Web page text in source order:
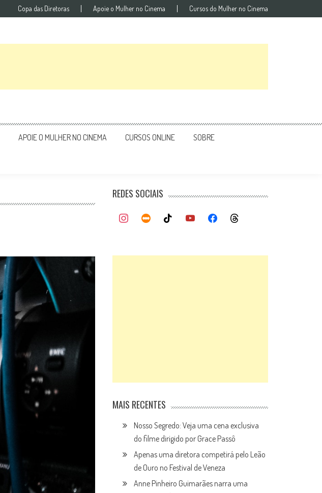
Copa das Diretoras Apoie o Mulher no Cinema Cursos do Mulher no Cinema
APOIE O MULHER NO CINEMA CURSOS ONLINE SOBRE
REDES SOCIAIS
MAIS RECENTES
Nosso Segredo: Veja uma cena exclusiva
do filme dirigido por Grace Passô
Apenas uma diretora competirá pelo Leão
de Ouro no Festival de Veneza
Anne Pinheiro Guimarães narra uma